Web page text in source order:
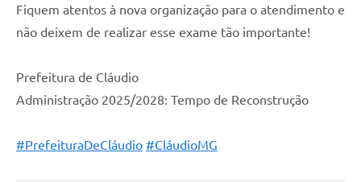
Fiquem atentos à nova organização para o atendimento e
não deixem de realizar esse exame tão importante!
Prefeitura de Cláudio
Administração 2025/2028: Tempo de Reconstrução
#PrefeituraDeCláudio #CláudioMG